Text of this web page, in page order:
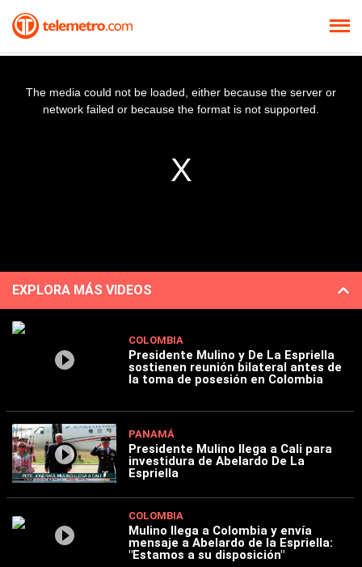
The media could not be loaded, either because the server or
network failed or because the format is not supported.
EXPLORA MÁS VIDEOS
COLOMBIA
Presidente Mulino y De La Espriella
sostienen reunión bilateral antes de
la toma de posesión en Colombia
PANAMÁ
Presidente Mulino llega a Cali para
investidura de Abelardo De La
Espriella
COLOMBIA
Mulino llega a Colombia y envía
mensaje a Abelardo de la Espriella:
"Estamos a su disposición"